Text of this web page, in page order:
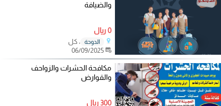
والضيافة
0 ريال
الدوحة
، كل
مكافحة الحشرات والزواحف
والقوارض
300 ريال